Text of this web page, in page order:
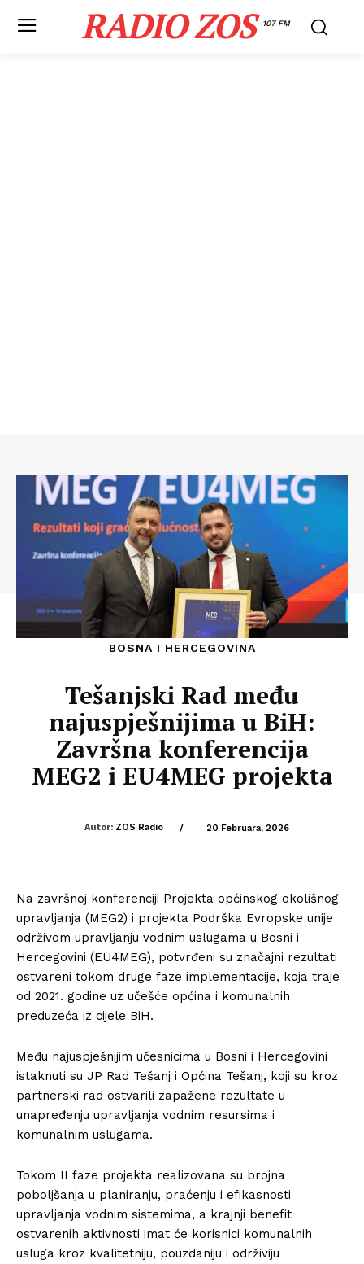
RADIO ZOS 107 FM
BOSNA I HERCEGOVINA
Tešanjski Rad među
najuspješnijima u BiH:
Završna konferencija
MEG2 i EU4MEG projekta
Autor: ZOS Radio / 20 Februara, 2026
Na završnoj konferenciji Projekta općinskog okolišnog
upravljanja (MEG2) i projekta Podrška Evropske unije
održivom upravljanju vodnim uslugama u Bosni i
Hercegovini (EU4MEG), potvrđeni su značajni rezultati
ostvareni tokom druge faze implementacije, koja traje
od 2021. godine uz učešće općina i komunalnih
preduzeća iz cijele BiH.
Među najuspješnijim učesnicima u Bosni i Hercegovini
istaknuti su JP Rad Tešanj i Općina Tešanj, koji su kroz
partnerski rad ostvarili zapažene rezultate u
unapređenju upravljanja vodnim resursima i
komunalnim uslugama.
Tokom II faze projekta realizovana su brojna
poboljšanja u planiranju, praćenju i efikasnosti
upravljanja vodnim sistemima, a krajnji benefit
ostvarenih aktivnosti imat će korisnici komunalnih
usluga kroz kvalitetniju, pouzdaniju i održiviju